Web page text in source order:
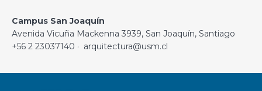
Campus San Joaquín
Avenida Vicuña Mackenna 3939, San Joaquín, Santiago
+56 2 23037140 · arquitectura@usm.cl